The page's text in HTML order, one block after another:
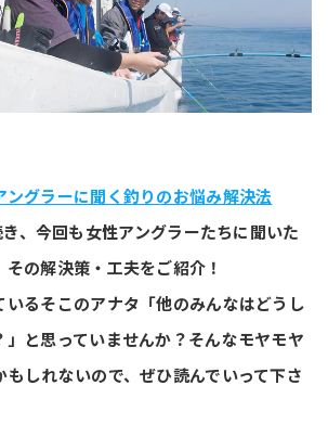
ングラーに聞く釣りのお悩み解決法
、今回も女性アングラーたちに聞いた
の解決策・工夫をご紹介！
いるそこのアナタ「他のみんなはどうし
と思っていませんか？そんなモヤモヤ
しれないので、ぜひ読んでいって下さ